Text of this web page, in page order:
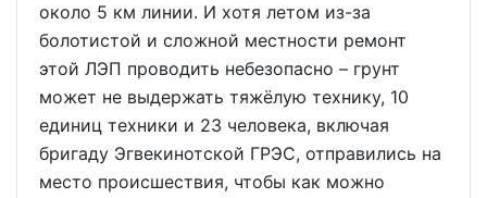
около 5 км линии. И хотя летом из-за
болотистой и сложной местности ремонт
этой ЛЭП проводить небезопасно – грунт
может не выдержать тяжёлую технику, 10
единиц техники и 23 человека, включая
бригаду Эгвекинотской ГРЭС, отправились на
место происшествия, чтобы как можно